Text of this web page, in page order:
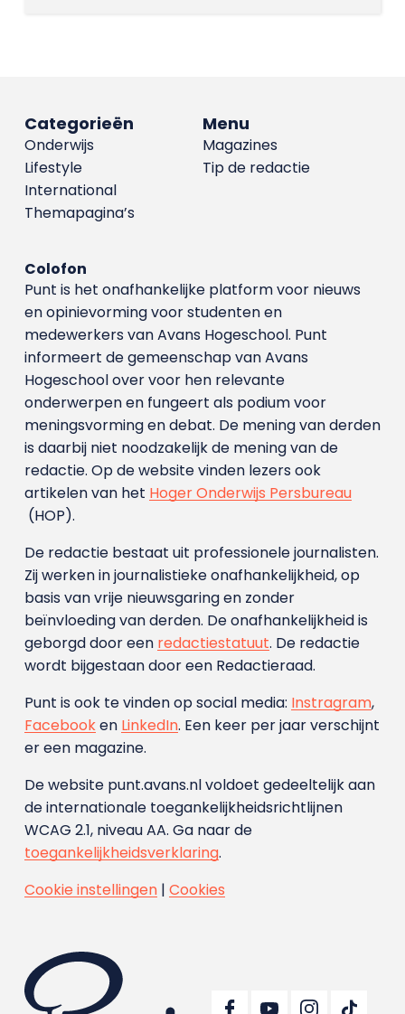
Menu
Magazines
Tip de redactie
Categorieën
Onderwijs
Lifestyle
International
Themapagina’s
Colofon
Punt is het onafhankelijke platform voor nieuws
en opinievorming voor studenten en
medewerkers van Avans Hoge­school. Punt
informeert de gemeenschap van Avans
Hogeschool over voor hen relevante
onderwerpen en fungeert als podium voor
meningsvorming en debat. De mening van derden
is daarbij niet noodzakelijk de mening van de
redactie. Op de website vinden lezers ook
artikelen van het Hoger Onderwijs Persbureau
(HOP).
De redactie bestaat uit professionele journalisten.
Zij werken in journalistieke onafhankelijkheid, op
basis van vrije nieuwsgaring en zonder
beïnvloeding van derden. De onafhankelijkheid is
geborgd door een redactiestatuut. De redactie
wordt bijgestaan door een Redactieraad.
Punt is ook te vinden op social media: Instragram,
Facebooken LinkedIn. Een keer per jaar verschijnt
er een magazine.
De website punt.avans.nl voldoet gedeeltelijk aan
de internationale toegankelijkheidsrichtlijnen
WCAG 2.1, niveau AA. Ga naar de
toegankelijkheidsverklaring.
Cookie instellingen| Cookies